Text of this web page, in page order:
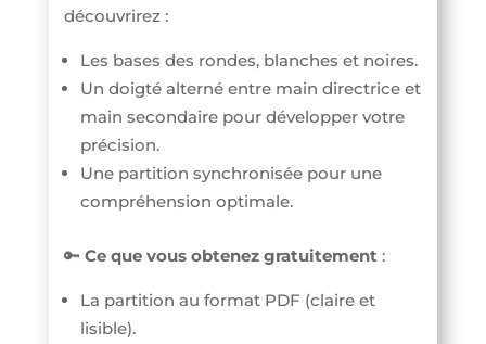
découvrirez :
Les bases des rondes, blanches et noires.
Un doigté alterné entre main directrice et
main secondaire pour développer votre
précision.
Une partition synchronisée pour une
compréhension optimale.
🔑 Ce que vous obtenez gratuitement :
La partition au format PDF (claire et
lisible).